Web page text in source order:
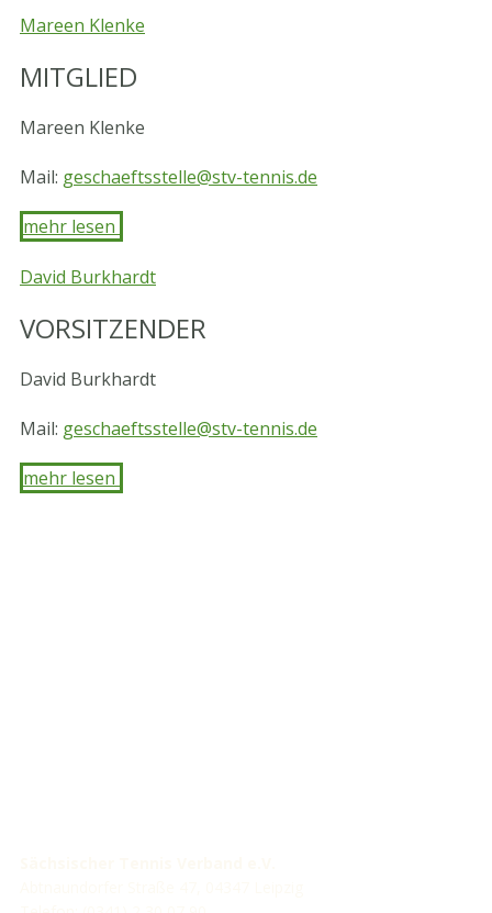
Mareen Klenke
MITGLIED
Mareen Klenke
Mail: geschaeftsstelle@stv-tennis.de
mehr lesen ​
David Burkhardt
VORSITZENDER
David Burkhardt
Mail: geschaeftsstelle@stv-tennis.de
mehr lesen ​